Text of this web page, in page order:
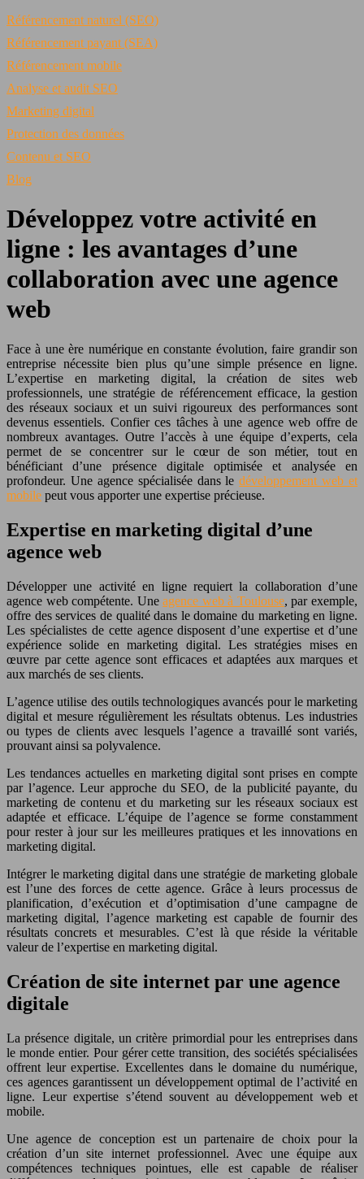
Référencement naturel (SEO)
Référencement payant (SEA)
Référencement mobile
Analyse et audit SEO
Marketing digital
Protection des données
Contenu et SEO
Blog
Développez votre activité en
ligne : les avantages d’une
collaboration avec une agence
web
Face à une ère numérique en constante évolution, faire grandir son
entreprise nécessite bien plus qu’une simple présence en ligne.
L’expertise en marketing digital, la création de sites web
professionnels, une stratégie de référencement efficace, la gestion
des réseaux sociaux et un suivi rigoureux des performances sont
devenus essentiels. Confier ces tâches à une agence web offre de
nombreux avantages. Outre l’accès à une équipe d’experts, cela
permet de se concentrer sur le cœur de son métier, tout en
bénéficiant d’une présence digitale optimisée et analysée en
profondeur. Une agence spécialisée dans ledéveloppement web et
mobile peut vous apporter une expertise précieuse.
Expertise en marketing digital d’une
agence web
Développer une activité en ligne requiert la collaboration d’une
agence web compétente. Uneagence web à Toulouse, par exemple,
offre des services de qualité dans le domaine du marketing en ligne.
Les spécialistes de cette agence disposent d’une expertise et d’une
expérience solide en marketing digital. Les stratégies mises en
œuvre par cette agence sont efficaces et adaptées aux marques et
aux marchés de ses clients.
L’agence utilise des outils technologiques avancés pour le marketing
digital et mesure régulièrement les résultats obtenus. Les industries
ou types de clients avec lesquels l’agence a travaillé sont variés,
prouvant ainsi sa polyvalence.
Les tendances actuelles en marketing digital sont prises en compte
par l’agence. Leur approche du SEO, de la publicité payante, du
marketing de contenu et du marketing sur les réseaux sociaux est
adaptée et efficace. L’équipe de l’agence se forme constamment
pour rester à jour sur les meilleures pratiques et les innovations en
marketing digital.
Intégrer le marketing digital dans une stratégie de marketing globale
est l’une des forces de cette agence. Grâce à leurs processus de
planification, d’exécution et d’optimisation d’une campagne de
marketing digital, l’agence marketing est capable de fournir des
résultats concrets et mesurables. C’est là que réside la véritable
valeur de l’expertise en marketing digital.
Création de site internet par une agence
digitale
La présence digitale, un critère primordial pour les entreprises dans
le monde entier. Pour gérer cette transition, des sociétés spécialisées
offrent leur expertise. Excellentes dans le domaine du numérique,
ces agences garantissent un développement optimal de l’activité en
ligne. Leur expertise s’étend souvent au développement web et
mobile.
Une agence de conception est un partenaire de choix pour la
création d’un site internet professionnel. Avec une équipe aux
compétences techniques pointues, elle est capable de réaliser